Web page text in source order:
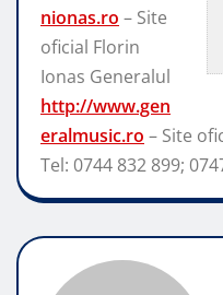
nionas.ro – Site
oficial Florin
Ionas Generalul
http://www.gen
eralmusic.ro – Site
Tel: 0744 832 899;